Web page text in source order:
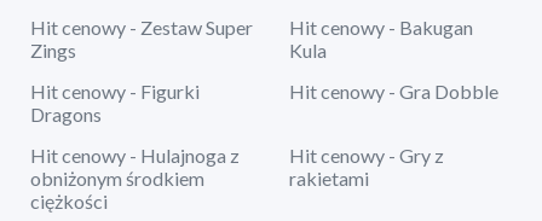
Hit cenowy - Zestaw Super
Zings
Hit cenowy - Bakugan
Kula
Hit cenowy - Figurki
Dragons
Hit cenowy - Gra Dobble
Hit cenowy - Hulajnoga z
obniżonym środkiem
ciężkości
Hit cenowy - Gry z
rakietami